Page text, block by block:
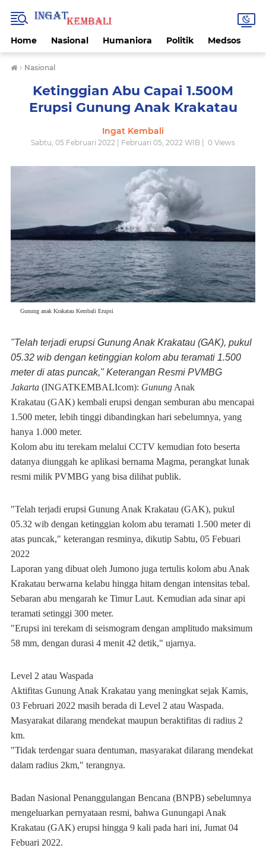
Home Nasional Humaniora Politik Medsos
› Nasional
Ketinggian Abu Capai 1.500M
Erupsi Gunung Anak Krakatau
Ingat Kembali
Sabtu, 05 Februari 2022 | Februari 05, 2022 WIB | 0 Views
Gunung anak Krakatau Kembali Erupsi
"Telah terjadi erupsi Gunung Anak Krakatau (GAK), pukul
05.32 wib dengan ketinggian kolom abu teramati 1.500
meter di atas puncak," Keterangan Resmi PVMBG
Jakarta (INGATKEMBALIcom): Gunung Anak
Krakatau (GAK) kembali erupsi dengan semburan abu mencapai
1.500 meter, lebih tinggi dibandingkan hari sebelumnya, yang
hanya 1.000 meter.
Kolom abu itu terekam melalui CCTV kemudian foto beserta
datanya diunggah ke aplikasi bernama Magma, perangkat lunak
resmi milik PVMBG yang bisa dilihat publik.
"Telah terjadi erupsi Gunung Anak Krakatau (GAK), pukul
05.32 wib dengan ketinggian kolom abu teramati 1.500 meter di
atas puncak," keterangan resminya, dikutip Sabtu, 05 Febuari
2022
Laporan yang dibuat oleh Jumono juga tertulis kolom abu Anak
Krakatau berwarna kelabu hingga hitam dengan intensitas tebal.
Sebaran abu mengarah ke Timur Laut. Kemudian ada sinar api
teramati setinggi 300 meter.
"Erupsi ini terekam di seismogram dengan amplitudo maksimum
58 mm, dengan durasi 4 menit 42 detik," ujarnya.
Level 2 atau Waspada
Aktifitas Gunung Anak Krakatau yang meningkat sejak Kamis,
03 Februari 2022 masih berada di Level 2 atau Waspada.
Masyarakat dilarang mendekat maupun beraktifitas di radius 2
km.
"Tidak terdengar suara dentuman, masyarakat dilarang mendekat
dalam radius 2km," terangnya.
Badan Nasional Penanggulangan Bencana (BNPB) sebelumnya
mengeluarkan pernyataan resmi, bahwa Gunungapi Anak
Krakatau (GAK) erupsi hingga 9 kali pada hari ini, Jumat 04
Febuari 2022.